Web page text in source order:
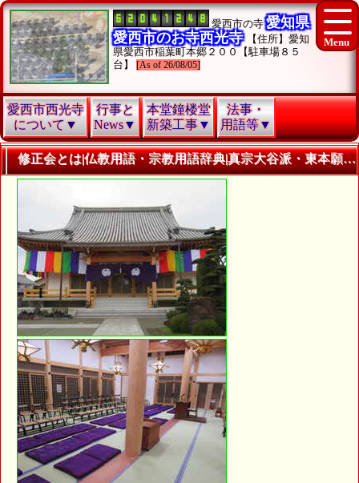
愛西市の寺 愛知県
愛西市のお寺西光寺
【住所】愛知
県愛西市稲葉町本郷２００【駐車場８５
台】
[As of 26/08/05]
愛西市西光寺
について▼
行事と
News▼
本堂鐘楼堂
新築工事▼
法事・
用語等▼
修正会とは|仏教用語・宗教用語辞典|真宗大谷派・東本願寺・浄土真宗愛知県愛西市西光寺